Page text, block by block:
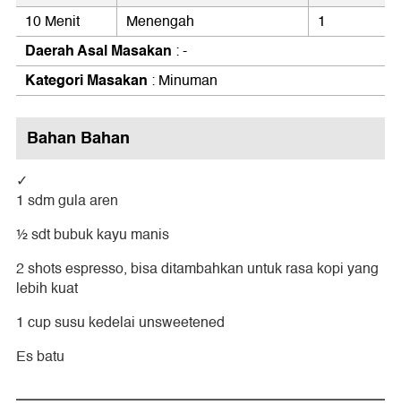
10 Menit Menengah 1
Daerah Asal Masakan : -
Kategori Masakan : Minuman
Bahan Bahan
1 sdm gula aren
½ sdt bubuk kayu manis
2 shots espresso, bisa ditambahkan untuk rasa kopi yang
lebih kuat
1 cup susu kedelai unsweetened
Es batu